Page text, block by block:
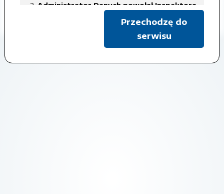
Administrator Danych powołał Inspektora
w Starostwie Powiatowym w Ostrowie
Wielkopolskim, tel.: 62 737 84 38, fax.: 737
e-mail: iod@powiat-ostrowski.pl,
Przechodzę do
serwisu